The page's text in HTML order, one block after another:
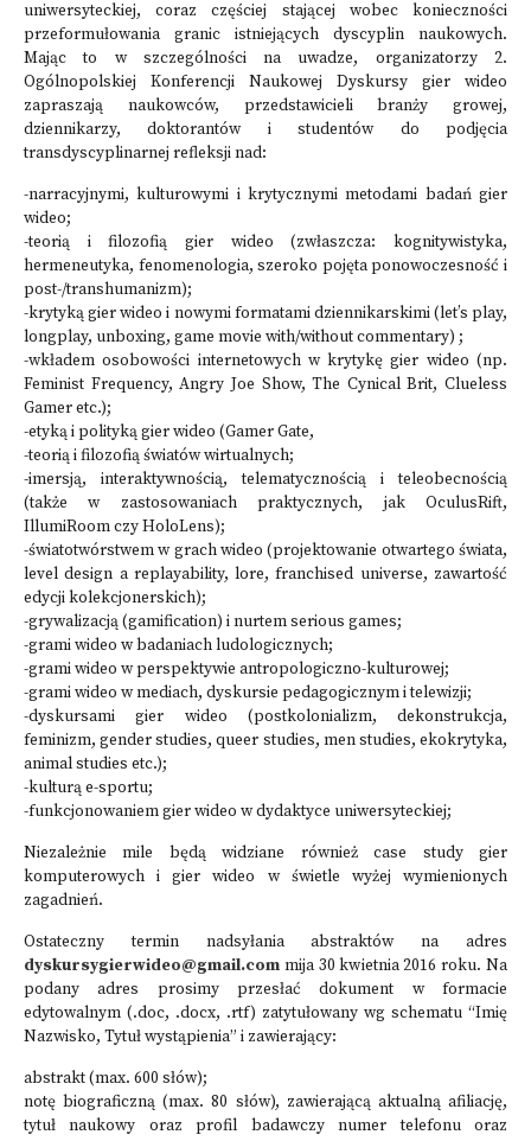
uniwersyteckiej, coraz częściej stającej wobec konieczności
przeformułowania granic istniejących dyscyplin naukowych.
Mając to w szczególności na uwadze, organizatorzy 2.
Ogólnopolskiej Konferencji Naukowej Dyskursy gier wideo
zapraszają naukowców, przedstawicieli branży growej,
dziennikarzy, doktorantów i studentów do podjęcia
transdyscyplinarnej refleksji nad:
-narracyjnymi, kulturowymi i krytycznymi metodami badań gier
wideo;
-teorią i filozofią gier wideo (zwłaszcza: kognitywistyka,
hermeneutyka, fenomenologia, szeroko pojęta ponowoczesność i
post-/transhumanizm);
-krytyką gier wideo i nowymi formatami dziennikarskimi (let’s play,
longplay, unboxing, game movie with/without commentary) ;
-wkładem osobowości internetowych w krytykę gier wideo (np.
Feminist Frequency, Angry Joe Show, The Cynical Brit, Clueless
Gamer etc.);
-etyką i polityką gier wideo (Gamer Gate,
-teorią i filozofią światów wirtualnych;
-imersją, interaktywnością, telematycznością i teleobecnością
(także w zastosowaniach praktycznych, jak OculusRift,
IllumiRoom czy HoloLens);
-światotwórstwem w grach wideo (projektowanie otwartego świata,
level design a replayability, lore, franchised universe, zawartość
edycji kolekcjonerskich);
-grywalizacją (gamification) i nurtem serious games;
-grami wideo w badaniach ludologicznych;
-grami wideo w perspektywie antropologiczno-kulturowej;
-grami wideo w mediach, dyskursie pedagogicznym i telewizji;
-dyskursami gier wideo (postkolonializm, dekonstrukcja,
feminizm, gender studies, queer studies, men studies, ekokrytyka,
animal studies etc.);
-kulturą e-sportu;
-funkcjonowaniem gier wideo w dydaktyce uniwersyteckiej;
Niezależnie mile będą widziane również case study gier
komputerowych i gier wideo w świetle wyżej wymienionych
zagadnień.
Ostateczny termin nadsyłania abstraktów na adres
dyskursygierwideo@gmail.com mija 30 kwietnia 2016 roku. Na
podany adres prosimy przesłać dokument w formacie
edytowalnym (.doc, .docx, .rtf) zatytułowany wg schematu “Imię
Nazwisko, Tytuł wystąpienia” i zawierający:
abstrakt (max. 600 słów);
notę biograficzną (max. 80 słów), zawierającą aktualną afiliację,
tytuł naukowy oraz profil badawczy numer telefonu oraz